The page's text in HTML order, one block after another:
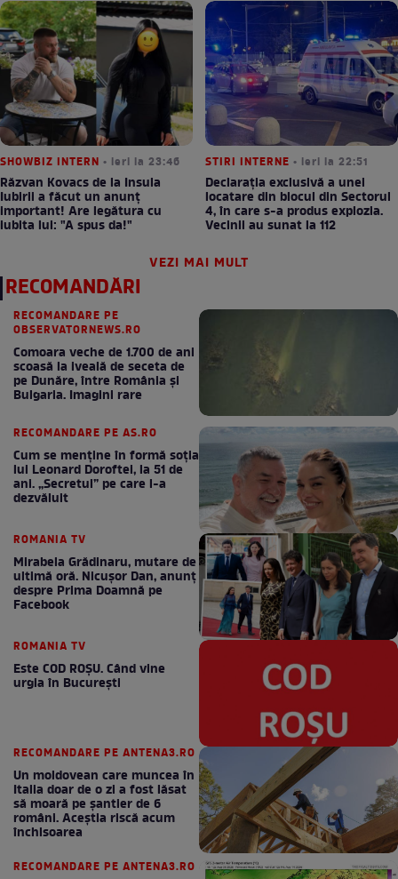
SHOWBIZ INTERN • ieri la 23:46
Răzvan Kovacs de la Insula
Iubirii a făcut un anunț
important! Are legătura cu
iubita lui: "A spus da!"
STIRI INTERNE • ieri la 22:51
Declarația exclusivă a unei
locatare din blocul din Sectorul
4, în care s-a produs explozia.
Vecinii au sunat la 112
VEZI MAI MULT
RECOMANDĂRI
RECOMANDARE PE
OBSERVATORNEWS.RO
Comoara veche de 1.700 de ani
scoasă la iveală de seceta de
pe Dunăre, între România şi
Bulgaria. Imagini rare
RECOMANDARE PE AS.RO
Cum se menţine în formă soţia
lui Leonard Doroftei, la 51 de
ani. „Secretul” pe care l-a
dezvăluit
ROMANIA TV
Mirabela Grădinaru, mutare de
ultimă oră. Nicuşor Dan, anunţ
despre Prima Doamnă pe
Facebook
ROMANIA TV
Este COD ROŞU. Când vine
urgia în Bucureşti
RECOMANDARE PE ANTENA3.RO
Un moldovean care muncea în
Italia doar de o zi a fost lăsat
să moară pe şantier de 6
români. Aceștia riscă acum
închisoarea
RECOMANDARE PE ANTENA3.RO